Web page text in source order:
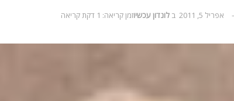
אפריל 5, 2011 ב לונדון עכשיוזמן קריאה: 1 דקת קריאה